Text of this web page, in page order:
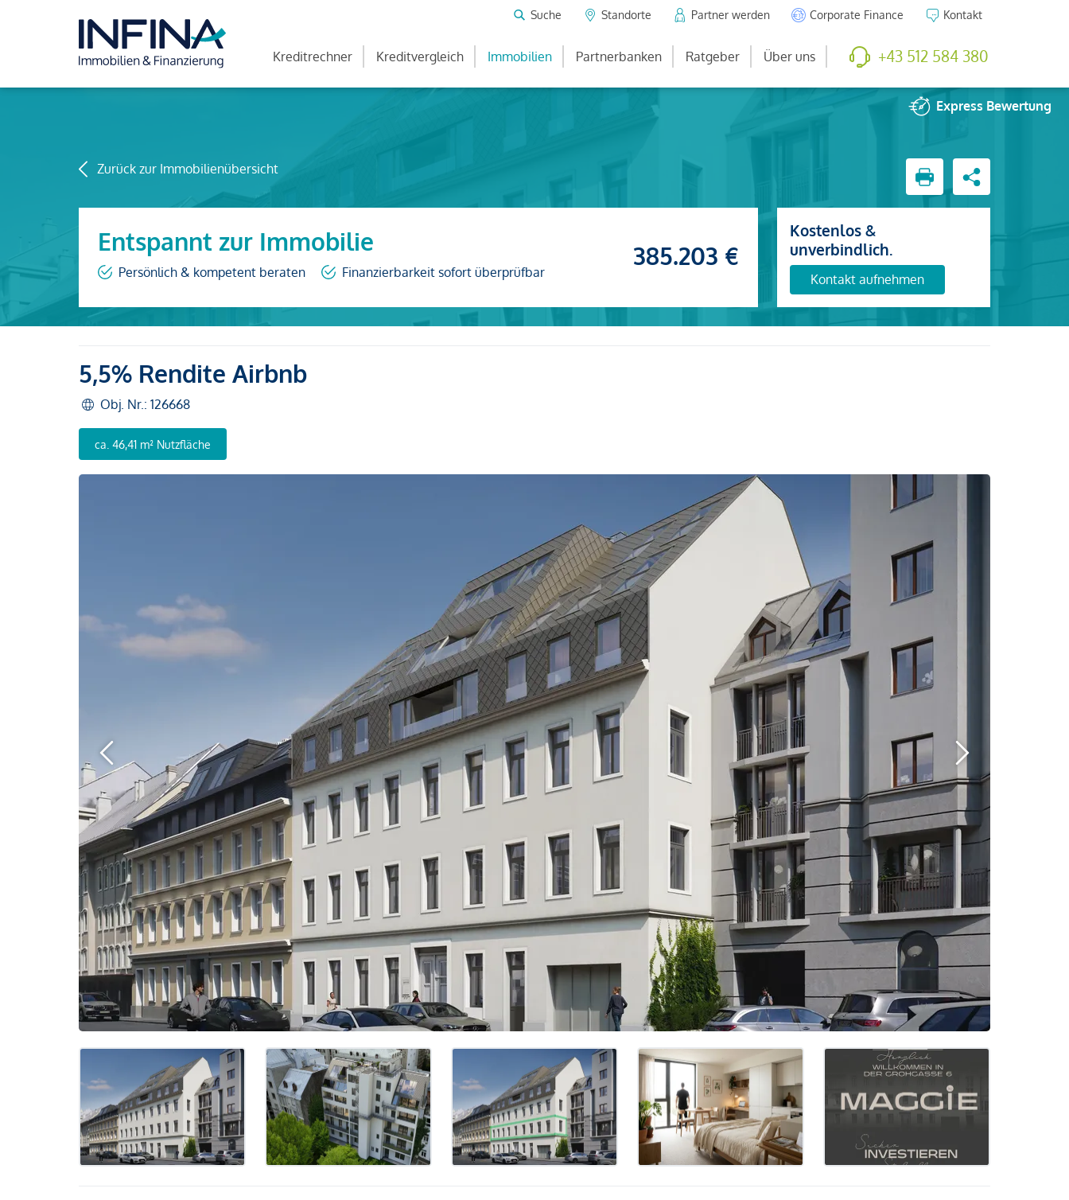
Suche Standorte Partner werden Corporate Finance Kontakt
Kreditrechner Kreditvergleich Immobilien Partnerbanken Ratgeber Über uns +43 512 584 380
Express Bewertung
Zurück zur Immobilienübersicht
Entspannt zur Immobilie
Persönlich & kompetent beraten Finanzierbarkeit sofort überprüfbar
385.203 €
Kostenlos &
unverbindlich.
Kontakt aufnehmen
5,5% Rendite Airbnb
Obj. Nr.: 126668
ca. 46,41 m² Nutzfläche